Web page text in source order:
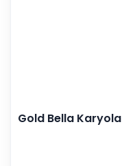
Gold Bella Karyola